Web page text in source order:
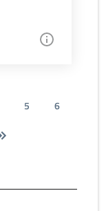
5
6